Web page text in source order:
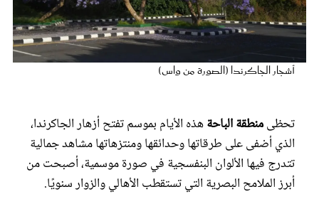
أشجار الجاكرندا (الصورة من واس)
تحظىمنطقة الباحةهذه الأيام بموسم تفتح أزهار الجاكرندا،
الذي أضفى على طرقاتها وحدائقها ومنتزهاتها مشاهد جمالية
تتدرج فيها الألوان البنفسجية في صورة موسمية، أصبحت من
أبرز الملامح البصرية التي تستقطب الأهالي والزوار سنويًا.
عروس سيدتي